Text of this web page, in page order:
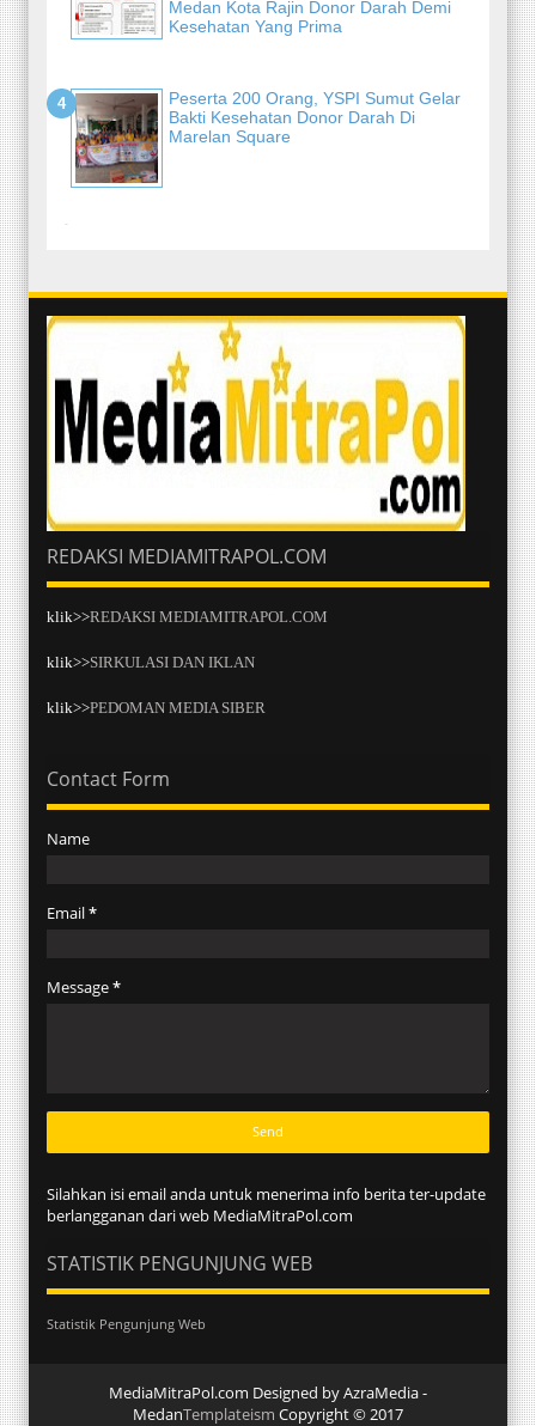
Medan Kota Rajin Donor Darah Demi
Kesehatan Yang Prima
Peserta 200 Orang, YSPI Sumut Gelar
Bakti Kesehatan Donor Darah Di
Marelan Square
-
REDAKSI MEDIAMITRAPOL.COM
klik>>REDAKSI MEDIAMITRAPOL.COM
klik>>SIRKULASI DAN IKLAN
klik>>PEDOMAN MEDIA SIBER
Contact Form
Name
Email*
Message*
Silahkan isi email anda untuk menerima info berita ter-update
berlangganan dari web MediaMitraPol.com
STATISTIK PENGUNJUNG WEB
Statistik Pengunjung Web
MediaMitraPol.com Designed by AzraMedia -
MedanTemplateism Copyright © 2017